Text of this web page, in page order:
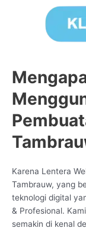
Karena Lentera
Tambrauw, yang
teknologi digital
& Profesional.
semakin di kenal